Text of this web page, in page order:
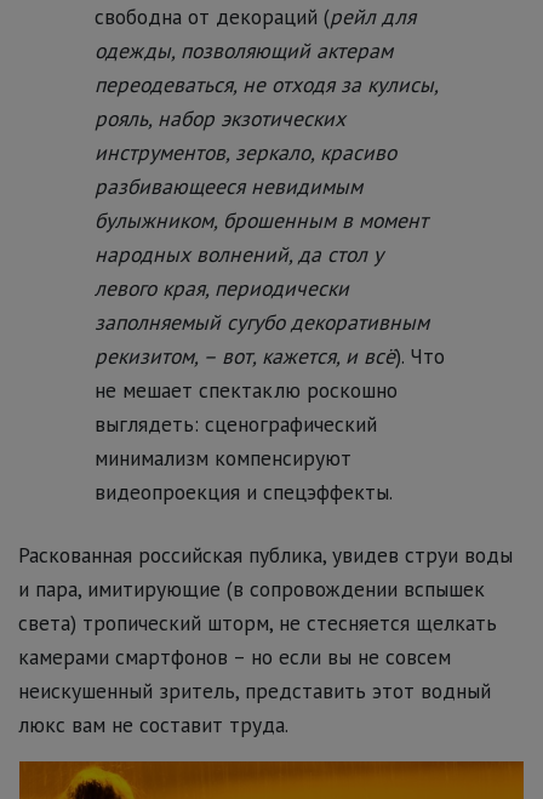
свободна от декораций (рейл для
одежды, позволяющий актерам
переодеваться, не отходя за кулисы,
рояль, набор экзотических
инструментов, зеркало, красиво
разбивающееся невидимым
булыжником, брошенным в момент
народных волнений, да стол у
левого края, периодически
заполняемый сугубо декоративным
рекизитом, – вот, кажется, и всё). Что
не мешает спектаклю роскошно
выглядеть: сценографический
минимализм компенсируют
видеопроекция и спецэффекты.
Раскованная российская публика, увидев струи воды
и пара, имитирующие (в сопровождении вспышек
света) тропический шторм, не стесняется щелкать
камерами смартфонов – но если вы не совсем
неискушенный зритель, представить этот водный
люкс вам не составит труда.